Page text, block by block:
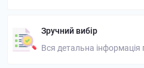
Зручний вибір
Вся детальна інформація